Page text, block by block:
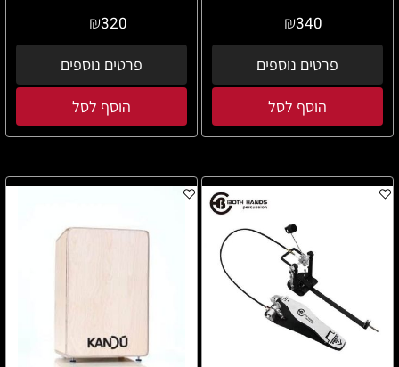
₪340
פרטים נוספים
הוסף לסל
₪320
פרטים נוספים
הוסף לסל